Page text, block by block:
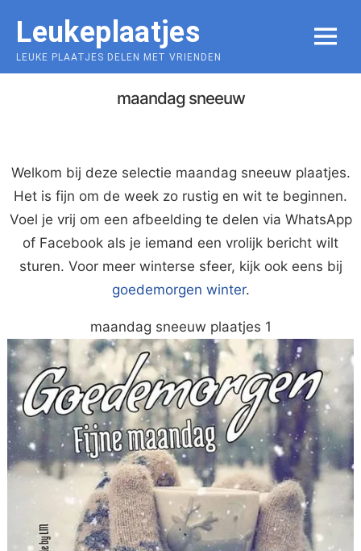
content
Leukeplaatjes
LEUKE PLAATJES DELEN MET VRIENDEN
MENU
maandag sneeuw
Welkom bij deze selectie maandag sneeuw plaatjes.
Het is fijn om de week zo rustig en wit te beginnen.
Voel je vrij om een afbeelding te delen via WhatsApp
of Facebook als je iemand een vrolijk bericht wilt
sturen. Voor meer winterse sfeer, kijk ook eens bij
goedemorgen winter.
maandag sneeuw plaatjes 1